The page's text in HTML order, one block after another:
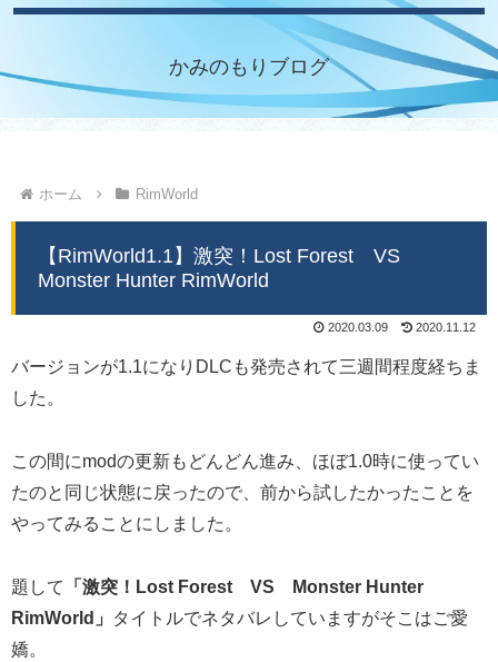
かみのもりブログ
ホーム RimWorld
【RimWorld1.1】激突！Lost Forest VS
Monster Hunter RimWorld
2020.03.09 2020.11.12
バージョンが1.1になりDLCも発売されて三週間程度経ちま
した。
この間にmodの更新もどんどん進み、ほぼ1.0時に使ってい
たのと同じ状態に戻ったので、前から試したかったことを
やってみることにしました。
題して
「激突！Lost Forest VS Monster Hunter
RimWorld」
タイトルでネタバレしていますがそこはご愛
嬌。